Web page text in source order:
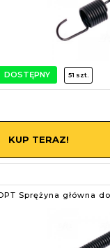
DOSTĘPNY 51 szt.
KUP TERAZ!
Sprężyna główna